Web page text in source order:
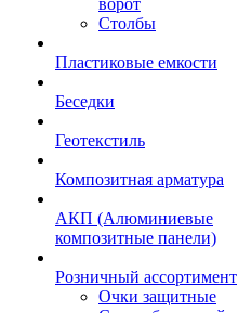
ворот
Столбы
Пластиковые емкости
Беседки
Геотекстиль
Композитная арматура
АКП (Алюминиевые
композитные панели)
Розничный ассортимент
Очки защитные